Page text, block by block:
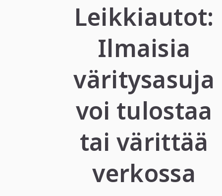
Leikkiautot:
Ilmaisia
väritysasuja
voi tulostaa
tai värittää
verkossa